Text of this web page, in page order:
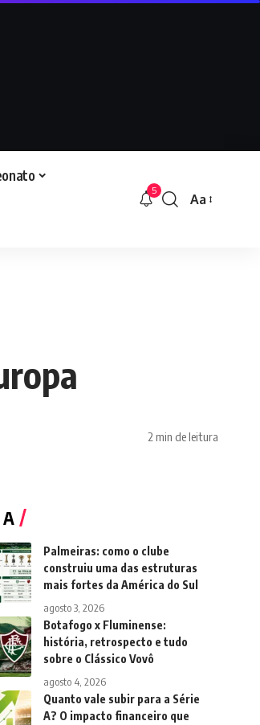
5
Aa
2 min de leitura
Palmeiras: como o clube
construiu uma das estruturas
mais fortes da América do Sul
agosto 3, 2026
Botafogo x Fluminense:
história, retrospecto e tudo
sobre o Clássico Vovô
agosto 4, 2026
Quanto vale subir para a Série
A? O impacto financeiro que